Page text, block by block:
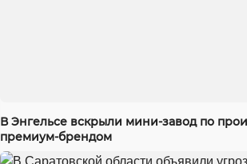
В Энгельсе вскрыли мини-завод по
премиум-брендом